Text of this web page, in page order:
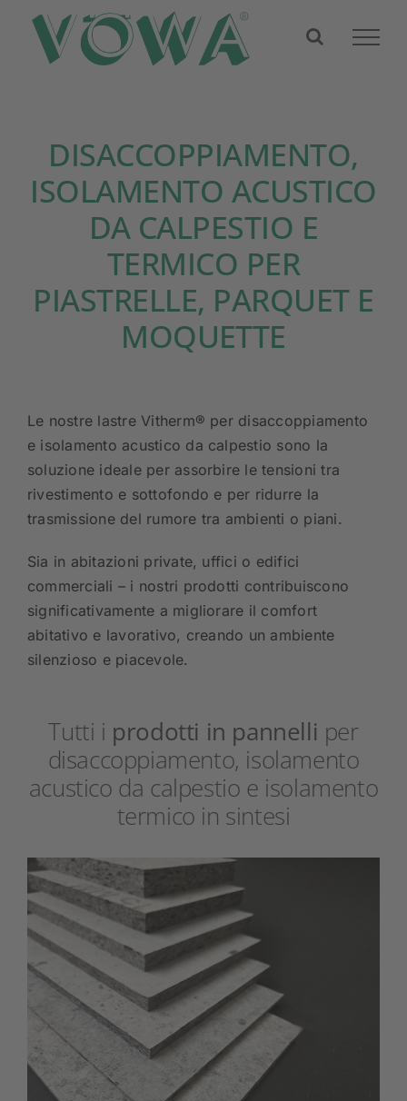
content
DISACCOPPIAMENTO,
ISOLAMENTO ACUSTICO
DA CALPESTIO E
TERMICO PER
PIASTRELLE, PARQUET E
MOQUETTE
Le nostre lastre Vitherm® per disaccoppiamento
e isolamento acustico da calpestio sono la
soluzione ideale per assorbire le tensioni tra
rivestimento e sottofondo e per ridurre la
trasmissione del rumore tra ambienti o piani.
Sia in abitazioni private, uffici o edifici
commerciali – i nostri prodotti contribuiscono
significativamente a migliorare il comfort
abitativo e lavorativo, creando un ambiente
silenzioso e piacevole.
Tutti i prodotti in pannelli per
disaccoppiamento, isolamento
acustico da calpestio e isolamento
termico in sintesi